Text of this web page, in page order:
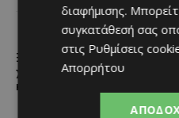
Ξεκίνησε η αντικατάσταση
χιλιομέτρων δικτύου
κέντρο της Λεμεσού
διαφήμισης.
συγκατάθεσή σας
στις Ρυθμίσεις
Απορρήτου